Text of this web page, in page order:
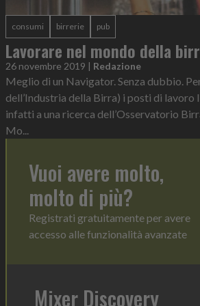
consumi birrerie pub
Lavorare nel mondo della
26 novembre 2019 | Redazione
Meglio di un Navigator. Senza dubbio.
dell’Industria della Birra) i posti di lavoro
infatti a una ricerca dell’Osservatorio
Mo...
Vuoi avere molto,
molto di più?
Registrati gratuitamente per avere
accesso alle funzionalità avanzate
Mixer Discovery